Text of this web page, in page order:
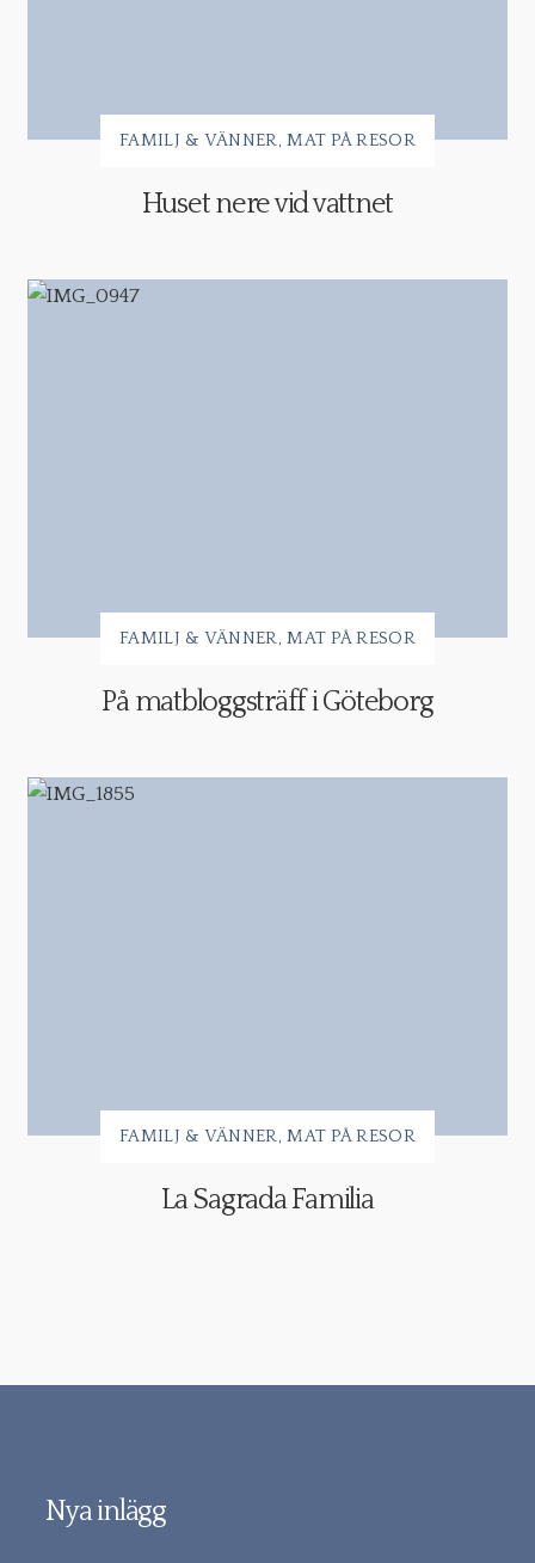
FAMILJ & VÄNNER MAT PÅ RESOR
Huset nere vid vattnet
FAMILJ & VÄNNER MAT PÅ RESOR
På matbloggsträff i Göteborg
FAMILJ & VÄNNER MAT PÅ RESOR
La Sagrada Familia
Nya inlägg